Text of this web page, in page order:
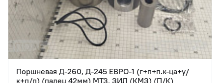
Поршневая Д-260, Д-245 ЕВРО-1 (г+п+п.к-ца+у/
к+п/п) (палец 42мм) МТЗ, ЗИЛ (КМЗ) (П/К)